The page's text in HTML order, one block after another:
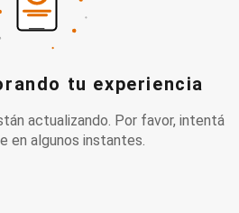
tu experiencia
actualizando. Por favor, intentá
en algunos instantes.